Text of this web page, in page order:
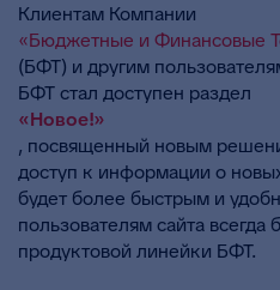
Клиентам Компании
«Бюджетные и Финансовые
(БФТ) и другим
БФТ стал доступен раздел
«Новое!»
, посвященный новым
доступ к информации о
будет более быстрым и
пользователям сайта
продуктовой линейки БФТ.